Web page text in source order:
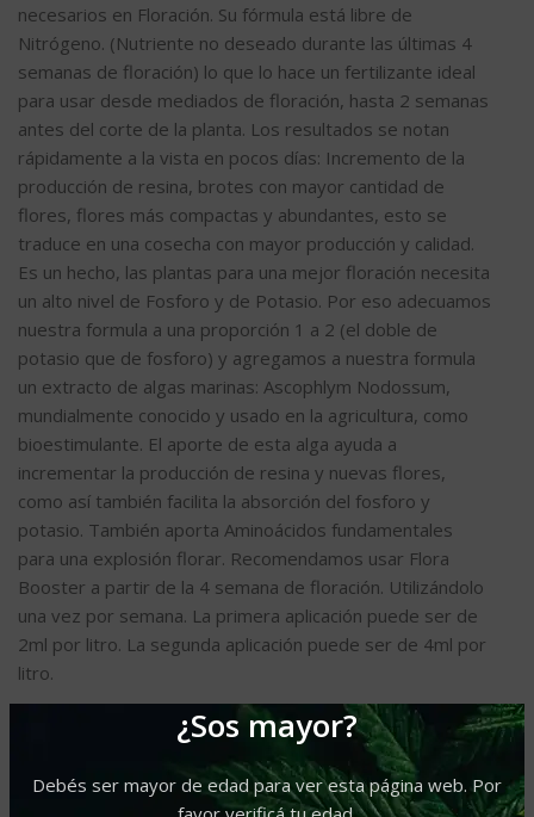
¿Sos mayor?
Debés ser mayor de edad para ver esta página web. Por
necesarios en Floración. Su fórmula está libre de
Nitrógeno. (Nutriente no deseado durante las últimas 4
semanas de floración) lo que lo hace un fertilizante ideal
para usar desde mediados de floración, hasta 2 semanas
antes del corte de la planta. Los resultados se notan
rápidamente a la vista en pocos días: Incremento de la
producción de resina, brotes con mayor cantidad de
flores, flores más compactas y abundantes, esto se
traduce en una cosecha con mayor producción y calidad.
Es un hecho, las plantas para una mejor floración necesita
un alto nivel de Fosforo y de Potasio. Por eso adecuamos
nuestra formula a una proporción 1 a 2 (el doble de
potasio que de fosforo) y agregamos a nuestra formula
un extracto de algas marinas: Ascophlym Nodossum,
mundialmente conocido y usado en la agricultura, como
bioestimulante. El aporte de esta alga ayuda a
incrementar la producción de resina y nuevas flores,
como así también facilita la absorción del fosforo y
potasio. También aporta Aminoácidos fundamentales
para una explosión florar. Recomendamos usar Flora
Booster a partir de la 4 semana de floración. Utilizándolo
una vez por semana. La primera aplicación puede ser de
2ml por litro. La segunda aplicación puede ser de 4ml por
litro.
Fácil de usar, de fácil aplicación, al ser liquido se diluye
muy fácilmente, es fácil de medir y administrar.